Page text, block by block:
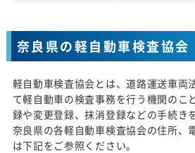
奈良県の軽自動車検査協会
軽自動車検査協会とは、道路運送車両
て軽自動車の検査事務を行う機関のこ
録や変更登録、抹消登録などの手続き
奈良県の各軽自動車検査協会の住所、
は下記をご参照ください。